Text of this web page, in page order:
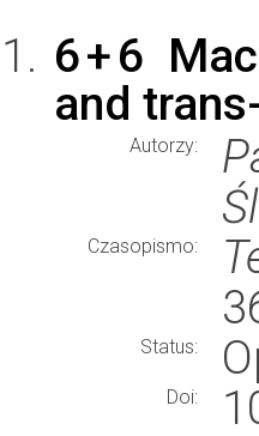
6 + 6
and
Autorzy:
Czasopismo:
Status:
Doi: